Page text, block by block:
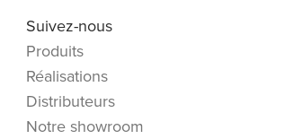
Suivez-nous
Produits
Réalisations
Distributeurs
Notre showroom